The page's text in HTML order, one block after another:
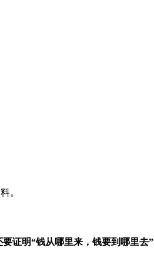
。
证明“钱从哪里来，钱要到哪里去”